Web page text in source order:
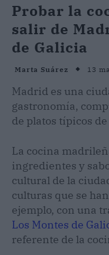
Probar la
salir de
de Galicia
Marta Suárez 13
Madrid es una
gastronomía,
de platos típicos
La cocina
ingredientes y
cultural de la
culturas que se
ejemplo, con una
Los Montes de
referente de la